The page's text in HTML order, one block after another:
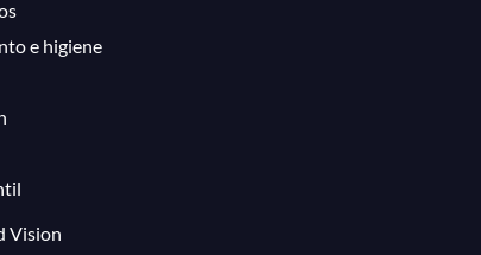
e higiene
Vision